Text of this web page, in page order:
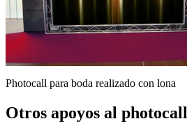
Photocall para boda realizado con lona
Otros apoyos al photocall